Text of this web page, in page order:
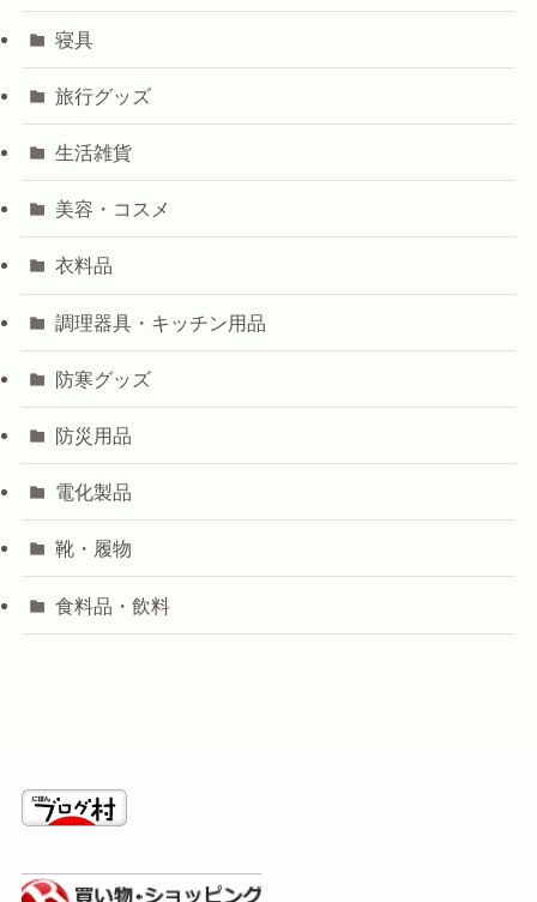
寝具
旅行グッズ
生活雑貨
美容・コスメ
衣料品
調理器具・キッチン用品
防寒グッズ
防災用品
電化製品
靴・履物
食料品・飲料